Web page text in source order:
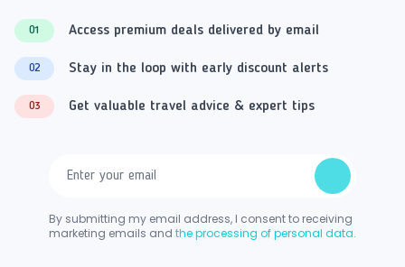
01 Access premium deals delivered by email
02 Stay in the loop with early discount alerts
03 Get valuable travel advice & expert tips
By submitting my email address, I consent to receiving
marketing emails and the processing of personal data.